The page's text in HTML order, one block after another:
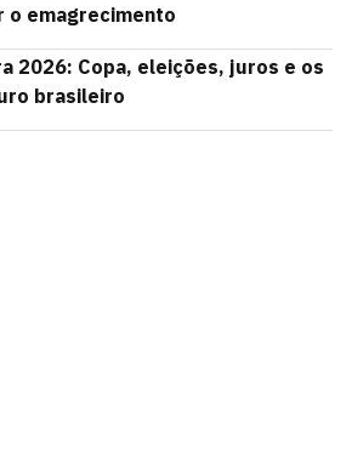
o emagrecimento
2026: Copa, eleições, juros e os
brasileiro